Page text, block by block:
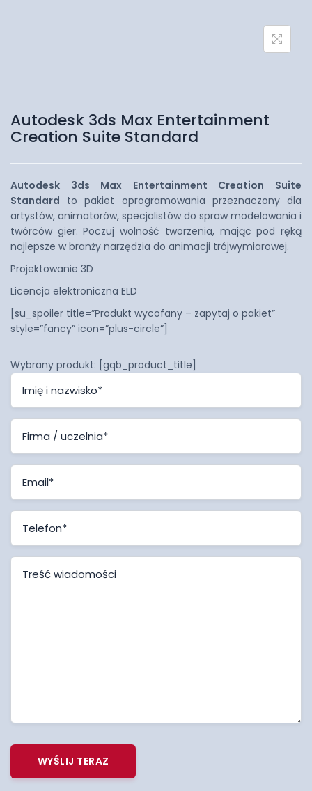
Autodesk 3ds Max Entertainment
Creation Suite Standard
Autodesk 3ds Max Entertainment Creation Suite
Standard to pakiet oprogramowania przeznaczony dla
artystów, animatorów, specjalistów do spraw modelowania i
twórców gier. Poczuj wolność tworzenia, mając pod ręką
najlepsze w branży narzędzia do animacji trójwymiarowej.
Projektowanie 3D
Licencja elektroniczna ELD
[su_spoiler title=”Produkt wycofany – zapytaj o pakiet”
style=”fancy” icon=”plus-circle”]
Wybrany produkt: [gqb_product_title]